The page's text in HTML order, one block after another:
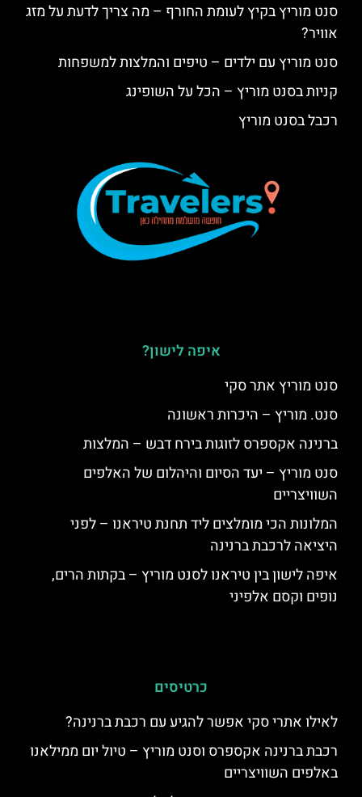
סנט מוריץ בקיץ לעומת החורף – מה צריך לדעת על מזג
אוויר?
סנט מוריץ עם ילדים – טיפים והמלצות למשפחות
קניות בסנט מוריץ – הכל על השופינג
רכבל בסנט מוריץ
איפה לישון?
סנט מוריץ אתר סקי
סנט. מוריץ – היכרות ראשונה
ברנינה אקספרס לזוגות בירח דבש – המלצות
סנט מוריץ – יעד הסיום והיהלום של האלפים
השוויצריים
המלונות הכי מומלצים ליד תחנת טיראנו – לפני
היציאה לרכבת ברנינה
איפה לישון בין טיראנו לסנט מוריץ – בקתות הרים,
נופים וקסם אלפיני
כרטיסים
לאילו אתרי סקי אפשר להגיע עם רכבת ברנינה?
רכבת ברנינה אקספרס וסנט מוריץ – טיול יום ממילאנו
באלפים השוויצריים